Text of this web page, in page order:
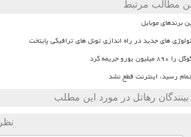
مطالب مرتبط
برندهای موبایل
های جدید در راه اندازی تونل های ترافیکی پایتخت
جریمه کرد
رسید، اینترنت قطع نشد
رهاتل در مورد این مطلب